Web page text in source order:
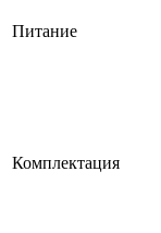
Питание
Комплектация